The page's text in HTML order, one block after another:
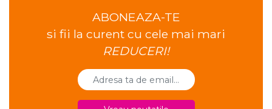
ABONEAZA-TE
si fii la curent cu cele mai mari
REDUCERI!